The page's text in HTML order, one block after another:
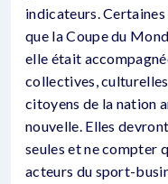
indicateurs.
que la Coupe du
elle était
collectives,
citoyens de la nation
nouvelle. Elles
seules et ne compter
acteurs du sport-